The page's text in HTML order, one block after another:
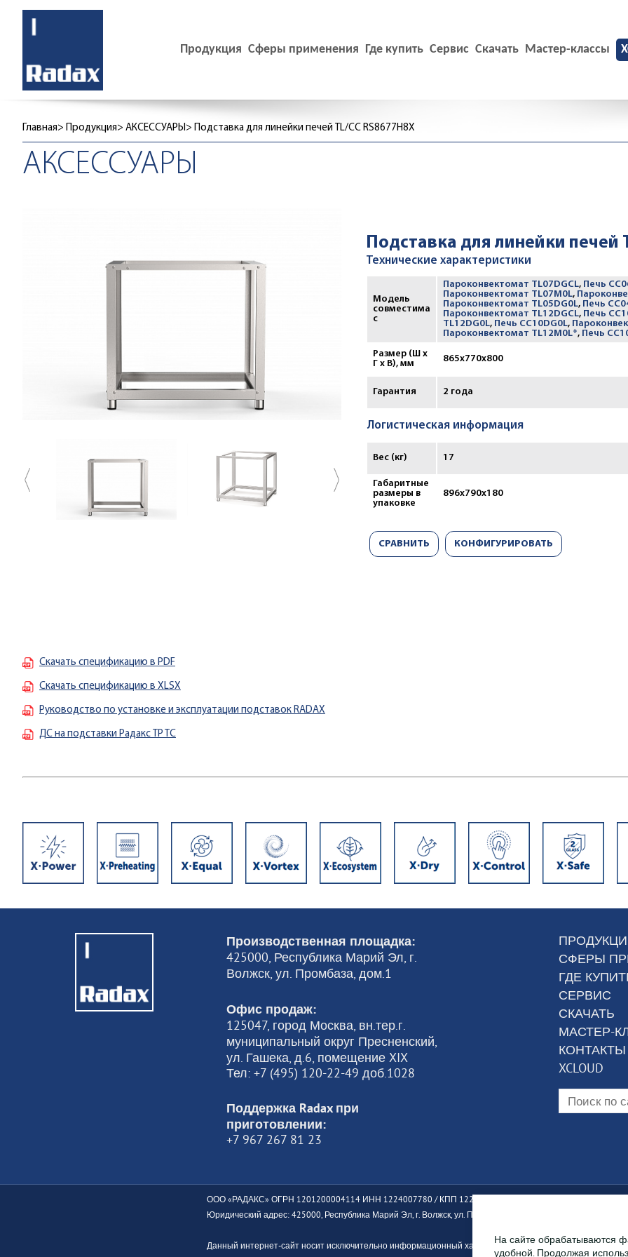
Продукция Сферы применения Где купить Сервис Скачать Мастер-классы
Главная Продукция АКСЕССУАРЫ Подставка для линейки печей TL/CC RS8677H8X
АКСЕССУАРЫ
Подставка для линейки печей
Технические характеристики
Модель
совместима
с
Пароконвектомат TL07DGCL, Печь
Пароконвектомат TL07M0L,
Пароконвектомат TL05DG0L, Печь
Пароконвектомат TL12DGCL, Печь
TL12DG0L, Печь CC10DG0L,
Пароконвектомат TL12M0L*, Печь
Размер (Ш х
Г х В), мм
865x770x800
Гарантия 2 года
Логистическая информация
Вес (кг) 17
Габаритные
размеры в
упаковке
896х790х180
СРАВНИТЬ КОНФИГУРИРОВАТЬ
Скачать спецификацию в PDF
Скачать спецификацию в XLSX
Руководство по установке и эксплуатации подставок RADAX
ДС на подставки Радакс TP TC
Производственная площадка:
425000, Республика Марий Эл, г.
Волжск, ул. Промбаза, дом.1
Офис продаж:
125047, город Москва, вн.тер.г.
муниципальный округ Пресненский,
ул. Гашека, д.6, помещение XIX
Тел: +7 (495) 120-22-49 доб.1028
Поддержка Radax при
приготовлении:
+7 967 267 81 23
СФЕРЫ
ГДЕ
СЕРВИС
СКАЧАТЬ
МАСТЕР-
КОНТАКТЫ
XCLOUD
ООО «РАДАКС» ОГРН 1201200004114 ИНН 1224007780 / КПП 122401001
Юридический адрес: 425000, Республика Марий Эл, г. Волжск, ул. Промбаза, дом 1, помещение 7А, этаж 1
Данный интернет-сайт носит исключительно информационный характер, и информация, размещенная
На сайте обрабатываются
удобной. Продолжая